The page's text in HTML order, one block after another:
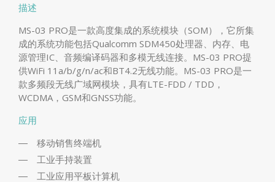
描述
MS-03 PRO是一款高度集成的系统模块（SOM），它所集
成的系统功能包括Qualcomm SDM450处理器、内存、电
源管理IC、音频编译码器和多模无线连接。MS-03 PRO提
供WiFi 11a/b/g/n/ac和BT4.2无线功能。MS-03 PRO是一
款多频段无线广域网模块，具有LTE-FDD / TDD，
WCDMA，GSM和GNSS功能。
应用
移动销售终端机
工业手持装置
工业应用平板计算机